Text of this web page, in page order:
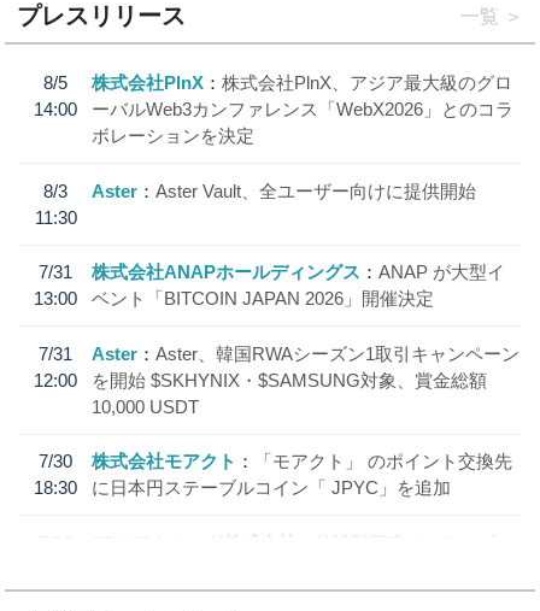
プレスリリース 一覧
8/5
14:00
株式会社PlnX
株式会社PlnX、アジア最大級のグロ
ーバルWeb3カンファレンス「WebX2026」とのコラ
ボレーションを決定
8/3
11:30
Aster Aster Vault、全ユーザー向けに提供開始
7/31
13:00
株式会社ANAPホールディングス
ANAP が大型イ
ベント「BITCOIN JAPAN 2026」開催決定
7/31
12:00
Aster
Aster、韓国RWAシーズン1取引キャンペーン
を開始 $SKHYNIX・$SAMSUNG対象、賞金総額
10,000 USDT
7/30
18:30
株式会社モアクト
「モアクト」 のポイント交換先
に日本円ステーブルコイン「 JPYC」を追加
7/29
SBI VCトレード株式会社
信託型円建てステーブル